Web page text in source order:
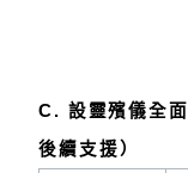
C. 設靈殯儀全
後續支援）